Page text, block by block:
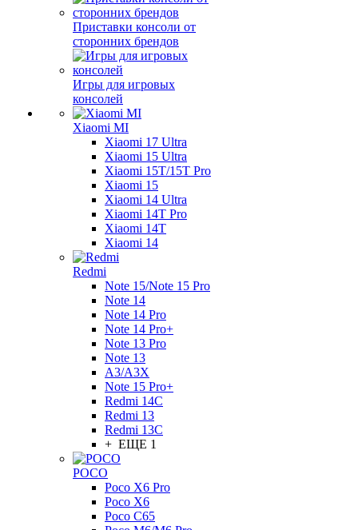
Приставки консоли от
сторонних брендов
Игры для игровых
консолей
Xiaomi MI
Xiaomi 17 Ultra
Xiaomi 15 Ultra
Xiaomi 15T/15T Pro
Xiaomi 15
Xiaomi 14 Ultra
Xiaomi 14T Pro
Xiaomi 14T
Xiaomi 14
Redmi
Note 15/Note 15 Pro
Note 14
Note 14 Pro
Note 14 Pro+
Note 13 Pro
Note 13
A3/A3X
Note 15 Pro+
Redmi 14C
Redmi 13
Redmi 13C
+ ЕЩЕ 1
POCO
Poco X6 Pro
Poco X6
Poco C65